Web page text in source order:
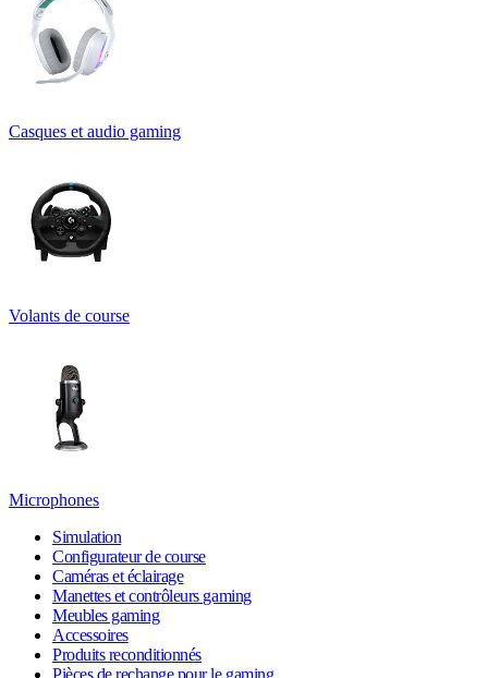
Casques et audio gaming
Volants de course
Microphones
Simulation
Configurateur de course
Caméras et éclairage
Manettes et contrôleurs gaming
Meubles gaming
Accessoires
Produits reconditionnés
Pièces de rechange pour le gaming